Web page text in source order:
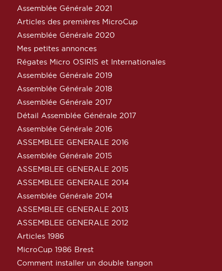
Assemblée Générale 2021
Articles des premières MicroCup
Assemblée Générale 2020
Mes petites annonces
Régates Micro OSIRIS et Internationales
Assemblée Générale 2019
Assemblée Générale 2018
Assemblée Générale 2017
Détail Assemblée Générale 2017
Assemblée Générale 2016
ASSEMBLEE GENERALE 2016
Assemblée Générale 2015
ASSEMBLEE GENERALE 2015
ASSEMBLEE GENERALE 2014
Assemblée Générale 2014
ASSEMBLEE GENERALE 2013
ASSEMBLEE GENERALE 2012
Articles 1986
MicroCup 1986 Brest
Comment installer un double tangon